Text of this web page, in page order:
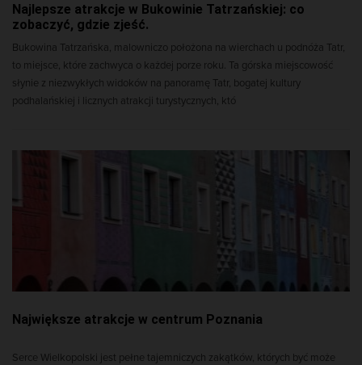
Najlepsze atrakcje w Bukowinie Tatrzańskiej: co
zobaczyć, gdzie zjeść.
Bukowina Tatrzańska, malowniczo położona na wierchach u podnóża Tatr,
to miejsce, które zachwyca o każdej porze roku. Ta górska miejscowość
słynie z niezwykłych widoków na panoramę Tatr, bogatej kultury
podhalańskiej i licznych atrakcji turystycznych, któ
Największe atrakcje w centrum Poznania
Serce Wielkopolski jest pełne tajemniczych zakątków, których być może